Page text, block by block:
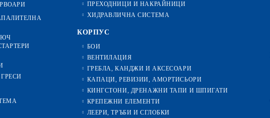
ПРЕХОДНИЦИ И НАКРАЙНИЦИ
ХИДРАВЛИЧНА СИСТЕМА
КОРПУС
БОИ
ВЕНТИЛАЦИЯ
ГРЕБЛА, КАНДЖИ И АКСЕСОАРИ
КАПАЦИ, РЕВИЗИИ, АМОРТИСЬОРИ
КИНГСТОНИ, ДРЕНАЖНИ ТАПИ И ШПИГАТИ
КРЕПЕЖНИ ЕЛЕМЕНТИ
ЛЕЕРИ, ТРЪБИ И СГЛОБКИ